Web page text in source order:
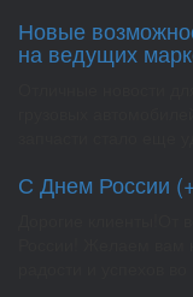
Новые
на ведущих
С Днем России